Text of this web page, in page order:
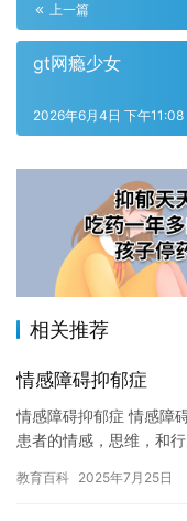
上一篇
gt网瘾少女
2026年6月4日 下午11:08
相关推荐
情感障碍抑郁症
情感障碍抑郁症 情感障
患者的情感，思维，和
障…
教育百科 2025年7月25日